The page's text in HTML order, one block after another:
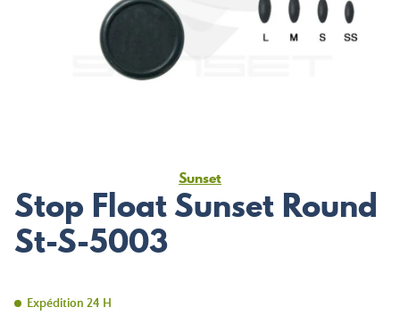
Sunset
Stop Float Sunset Round
St-S-5003
Expédition 24 H